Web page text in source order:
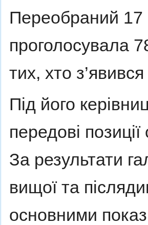
Переобраний 17
проголосувала
тих, хто
Під його
передові
За результати
вищої та
основними